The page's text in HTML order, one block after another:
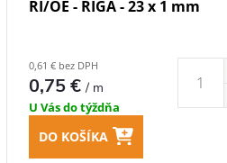
RI/OE - RIGA - 23 x 1 mm
0,61 € bez DPH
0,75 €/ m
U Vás do týždňa
DO KOŠÍKA